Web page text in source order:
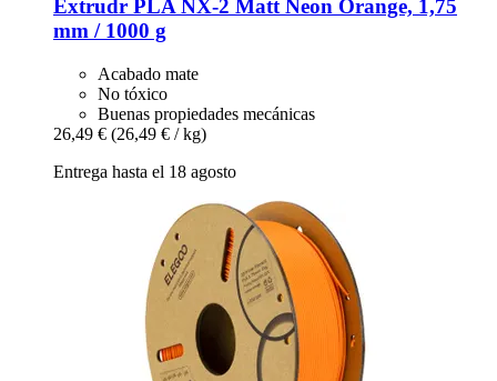
Extrudr PLA NX-​2 Matt Neon Orange, 1,75
mm / 1000 g
Acabado mate
No tóxico
Buenas propiedades mecánicas
26,49 € (26,49 € / kg)
Entrega hasta el 18 agosto